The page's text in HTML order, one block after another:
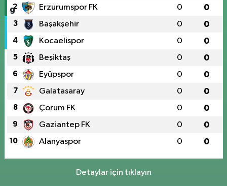
2 Erzurumspor FK 0 0
3 Başakşehir 0 0
4 Kocaelispor 0 0
5 Beşiktaş 0 0
6 Eyüpspor 0 0
7 Galatasaray 0 0
8 Çorum FK 0 0
9 Gaziantep FK 0 0
10 Alanyaspor 0 0
Detaylar için tıklayın